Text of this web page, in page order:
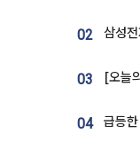
02
03 [오늘
04 급등